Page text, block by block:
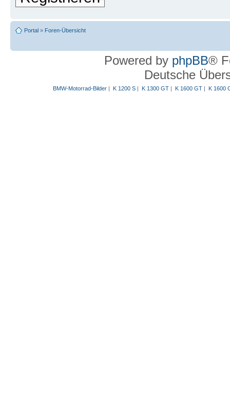
Portal » Foren-Übersicht
Powered by phpBB®
Deutsche
BMW-Motorrad-Bilder| K 1200 S| K 1300 GT| K 1600 GT| K 1600